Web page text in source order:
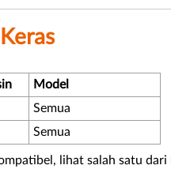
Model
Semua
Semua
lihat salah satu